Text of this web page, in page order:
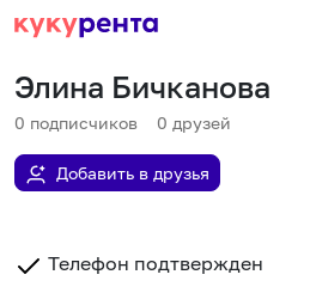
Элина Бичканова
0 подписчиков 0 друзей
Добавить в друзья
Телефон подтвержден